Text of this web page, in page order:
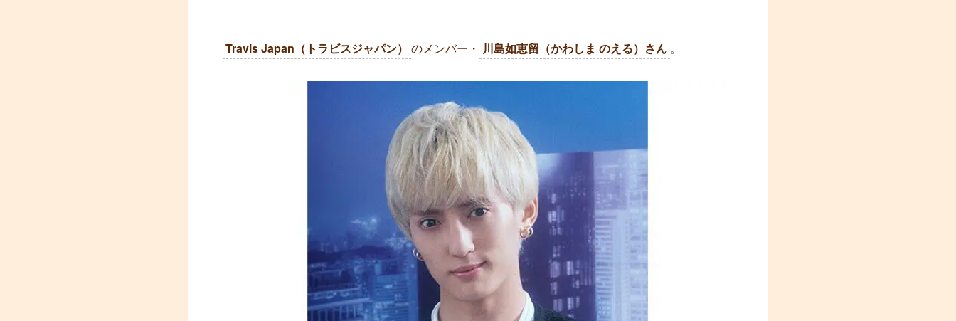
Travis Japan（トラビスジャパン） のメンバー・ 川島如恵留（かわしま のえる）さん 。